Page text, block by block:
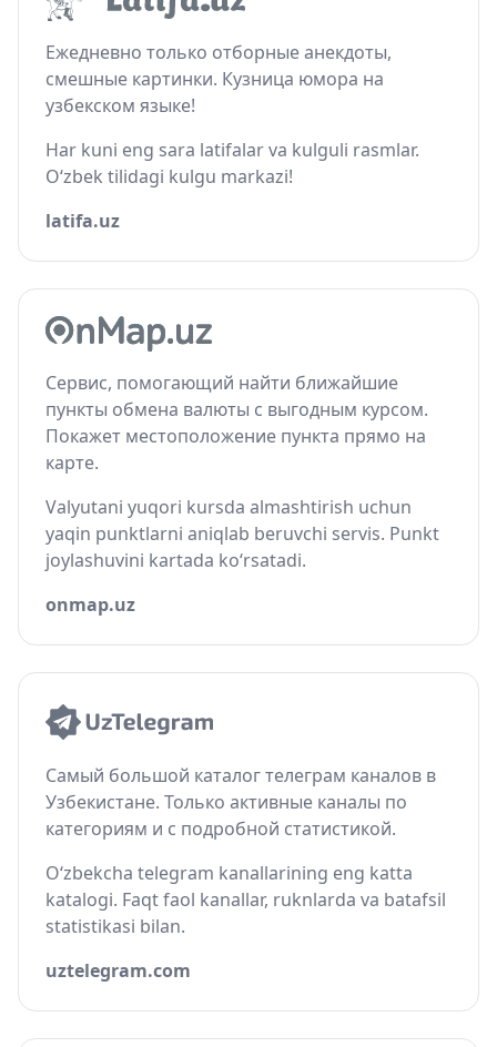
Ежедневно только отборные анекдоты,
смешные картинки. Кузница юмора на
узбекском языке!
Har kuni eng sara latifalar va kulguli rasmlar.
O‘zbek tilidagi kulgu markazi!
latifa.uz
Сервис, помогающий найти ближайшие
пункты обмена валюты с выгодным курсом.
Покажет местоположение пункта прямо на
карте.
Valyutani yuqori kursda almashtirish uchun
yaqin punktlarni aniqlab beruvchi servis. Punkt
joylashuvini kartada ko‘rsatadi.
onmap.uz
Самый большой каталог телеграм каналов в
Узбекистане. Только активные каналы по
категориям и с подробной статистикой.
O‘zbekcha telegram kanallarining eng katta
katalogi. Faqt faol kanallar, ruknlarda va batafsil
statistikasi bilan.
uztelegram.com